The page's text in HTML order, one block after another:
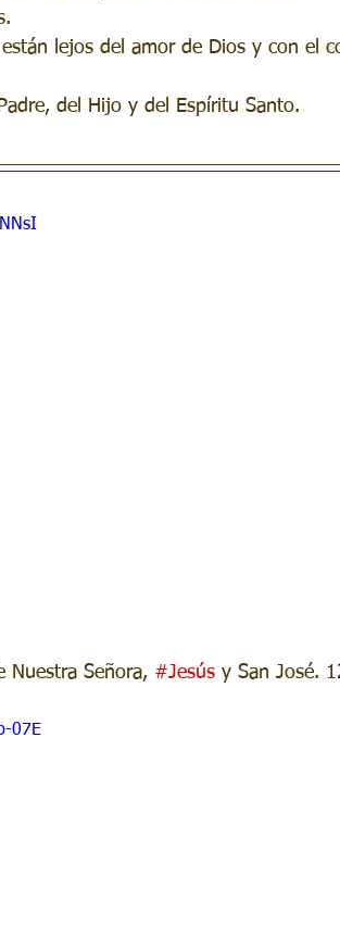
lejos del amor de Dios y con el
del Hijo y del Espíritu Santo.
Nuestra Señora, #Jesús y San José.
07E